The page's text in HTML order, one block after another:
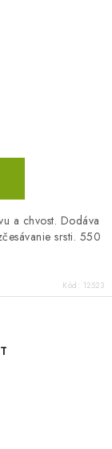
a chvost. Dodáva
srsti. 550
Kód: 12523